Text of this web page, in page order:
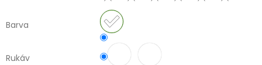
Barva
Rukáv